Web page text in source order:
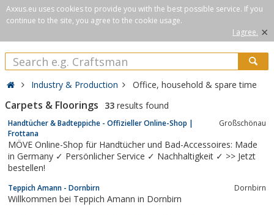
Axxus.eu uses cookies to provide you with the best possible service. If you
continue to the site, you agree to the cookie usage.
I agree. ×
Industry & Production Office, household & spare time
Carpets & Floorings 33 results found
Handtücher & Badteppiche - Offizieller Online-Shop |
Frottana
Großschönau
MÖVE Online-Shop für Handtücher und Bad-Accessoires: Made
in Germany ✓ Persönlicher Service ✓ Nachhaltigkeit ✓ >> Jetzt
bestellen!
Teppich Amann - Dornbirn Dornbirn
Willkommen bei Teppich Amann in Dornbirn